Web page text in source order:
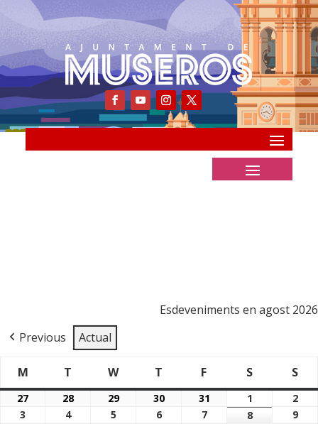
Esdeveniments en agost 2026
Previous
Actual
M
Dilluns
T Dimarts
WDimecres
T F Divendres
S Dissabte
S
27 27/07/2026
28 28/07/2026
2929/07/2026
30 30/07/2026
31 31/07/2026
1 01/08/2026
2
3
03/08/2026
404/08/2026
5 05/08/2026
6 06/08/2026
7 07/08/2026
808/08/2026
9